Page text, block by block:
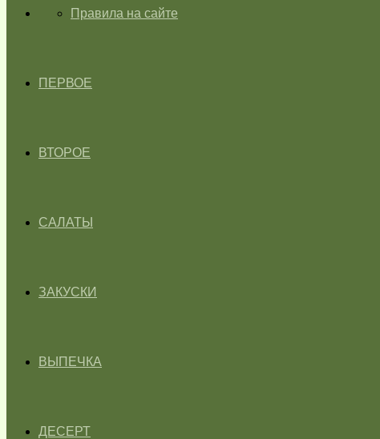
ГЛАВНАЯПравила на сайте
ПЕРВОЕ
ВТОРОЕ
САЛАТЫ
ЗАКУСКИ
ВЫПЕЧКА
ДЕСЕРТ